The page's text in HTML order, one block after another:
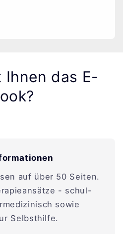
Ihnen das E-
auf über 50 Seiten.
- schul-
sowie
Selbsthilfe.